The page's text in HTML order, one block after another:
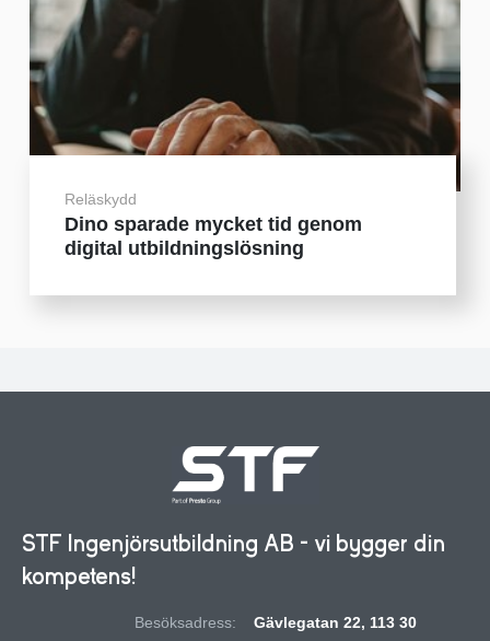
Reläskydd
Dino sparade mycket tid genom
digital utbildningslösning
STF Ingenjörsutbildning AB - vi bygger din
kompetens!
Besöksadress:
Gävlegatan 22, 113 30